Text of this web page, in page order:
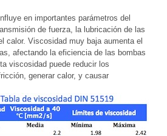
en importantes parámetros del
de fuerza, la lubricación de las
calor. Viscosidad muy baja aumenta el
afectando la eficiencia de las bombas
viscosidad puede reducir los
generar calor, y causar